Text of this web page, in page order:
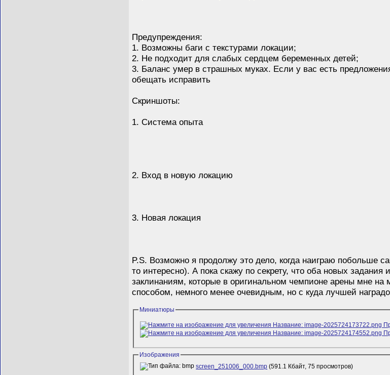
Предупреждения:
1. Возможны баги с текстурами локации;
2. Не подходит для слабых сердцем беременных детей;
3. Баланс умер в страшных муках. Если у вас есть
обещать исправить
Скриншоты:
1. Система опыта
2. Вход в новую локацию
3. Новая локация
P.S. Возможно я продолжу это дело, когда наиграю побольше
то интересно). А пока скажу по секрету, что оба новых
заклинаниям, которые в оригинальном чемпионе арены мне на
способом, немного менее очевидным, но с куда лучшей
Миниатюры
Изображения
screen_251006_000.bmp (591.1 Кбайт, 75 просмотров)